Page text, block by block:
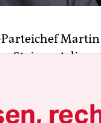
Parteichef Martin
Steingart die
von Holtzbrinck
GmbH am